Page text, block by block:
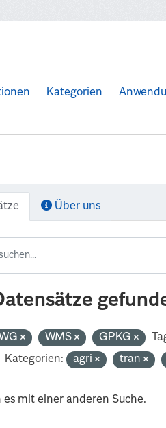
Kategorien
Über uns
WMS GPKG
Kategorien: agri tran
es mit einer anderen Suche.